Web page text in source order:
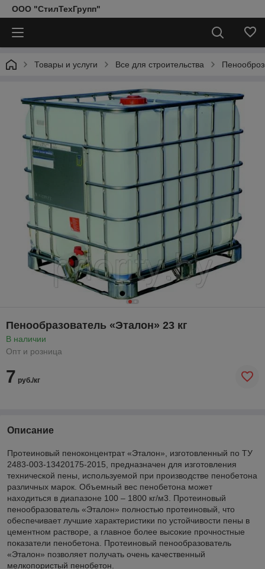
ООО "СтилТехГрупп"
Товары и услуги Все для строительства
Пенообразователь «Эталон» 23 кг
В наличии
Опт и розница
7 руб./кг
Описание
Протеиновый пеноконцентрат «Эталон», изготовленный по ТУ
2483-003-13420175-2015, предназначен для изготовления
технической пены, используемой при производстве пенобетона
различных марок. Объемный вес пенобетона может
находиться в диапазоне 100 – 1800 кг/м3. Протеиновый
пенообразователь «Эталон» полностью протеиновый, что
обеспечивает лучшие характеристики по устойчивости пены в
цементном растворе, а главное более высокие прочностные
показатели пенобетона. Протеиновый пенообразователь
«Эталон» позволяет получать очень качественный
мелкопористый пенобетон.